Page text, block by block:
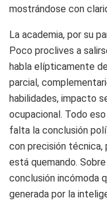
mostrándose con
La academia, por su
Poco proclives a
habla elípticamente
parcial,
habilidades, impacto
ocupacional. Todo
falta la conclusión
con precisión técnica,
está quemando.
conclusión incómoda
generada por la